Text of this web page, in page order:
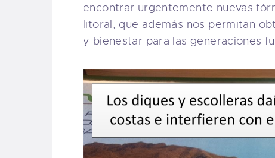
encontrar urgentemente nuevas
litoral, que además nos permitan
y bienestar para las generaciones